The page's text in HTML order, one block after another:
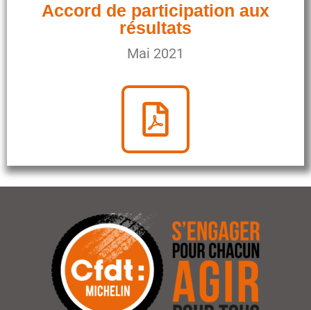
Accord de participation aux
résultats
Mai 2021